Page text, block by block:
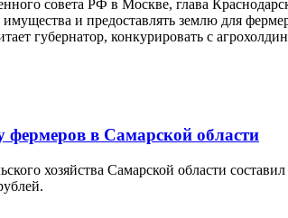
совета РФ в Москве, глава
и предоставлять землю для
губернатор, конкурировать с
фермеров в Самарской области
хозяйства Самарской области